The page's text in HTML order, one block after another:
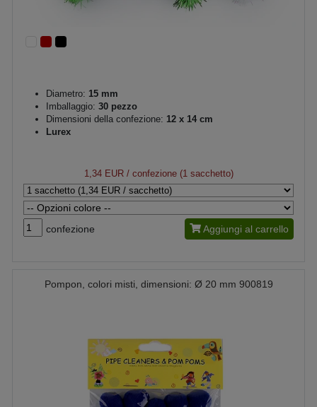
Diametro: 15 mm
Imballaggio: 30 pezzo
Dimensioni della confezione: 12 x 14 cm
Lurex
1,34 EUR/ confezione (1 sacchetto)
confezione Aggiungi al carrello
Pompon, colori misti, dimensioni: Ø 20 mm 900819